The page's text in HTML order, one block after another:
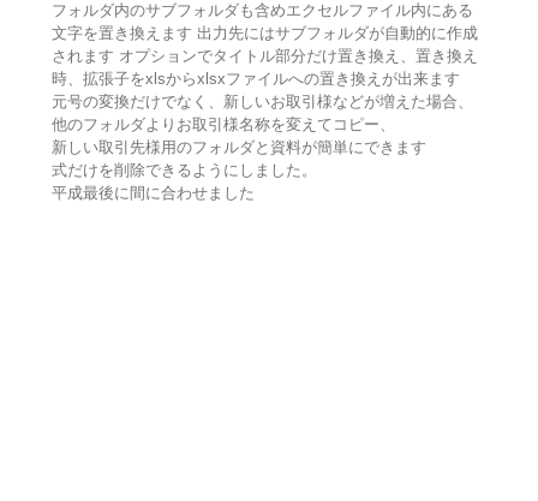
フォルダ内のサブフォルダも含めエクセルファイル内にある
文字を置き換えます 出力先にはサブフォルダが自動的に作成
されます オプションでタイトル部分だけ置き換え、置き換え
時、拡張子をxlsからxlsxファイルへの置き換えが出来ます
元号の変換だけでなく、新しいお取引様などが増えた場合、
他のフォルダよりお取引様名称を変えてコピー、
新しい取引先様用のフォルダと資料が簡単にできます
式だけを削除できるようにしました。
平成最後に間に合わせました